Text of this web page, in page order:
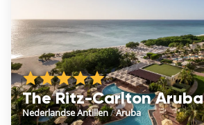
The Ritz-Carlton Aruba
Nederlandse Antillen/Aruba